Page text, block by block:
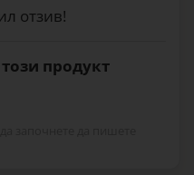
отзив!
продукт